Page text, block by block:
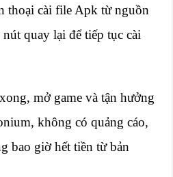
thoại cài file Apk từ nguồn
quay lại để tiếp tục cài
mở game và tận hưởng
không có quảng cáo,
bao giờ hết tiền từ bản